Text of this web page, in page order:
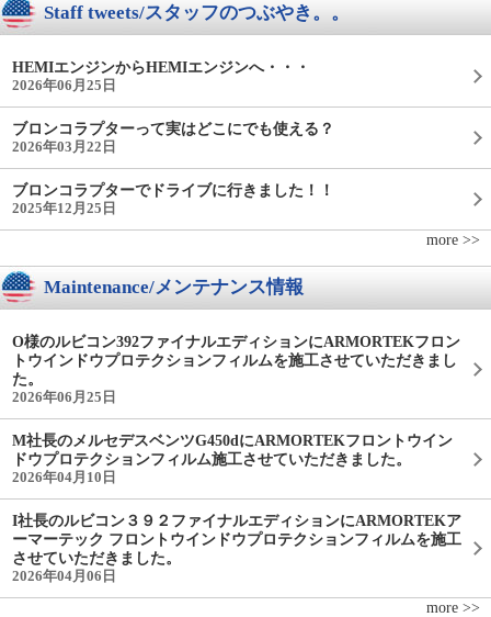
Staff tweets/スタッフのつぶやき。。
HEMIエンジンからHEMIエンジンへ・・・
2026年06月25日
ブロンコラプターって実はどこにでも使える？
2026年03月22日
ブロンコラプターでドライブに行きました！！
2025年12月25日
more >>
Maintenance/メンテナンス情報
O様のルビコン392ファイナルエディションにARMORTEKフロン
トウインドウプロテクションフィルムを施工させていただきまし
た。
2026年06月25日
M社長のメルセデスベンツG450dにARMORTEKフロントウイン
ドウプロテクションフィルム施工させていただきました。
2026年04月10日
I社長のルビコン３９２ファイナルエディションにARMORTEKア
ーマーテック フロントウインドウプロテクションフィルムを施工
させていただきました。
2026年04月06日
more >>